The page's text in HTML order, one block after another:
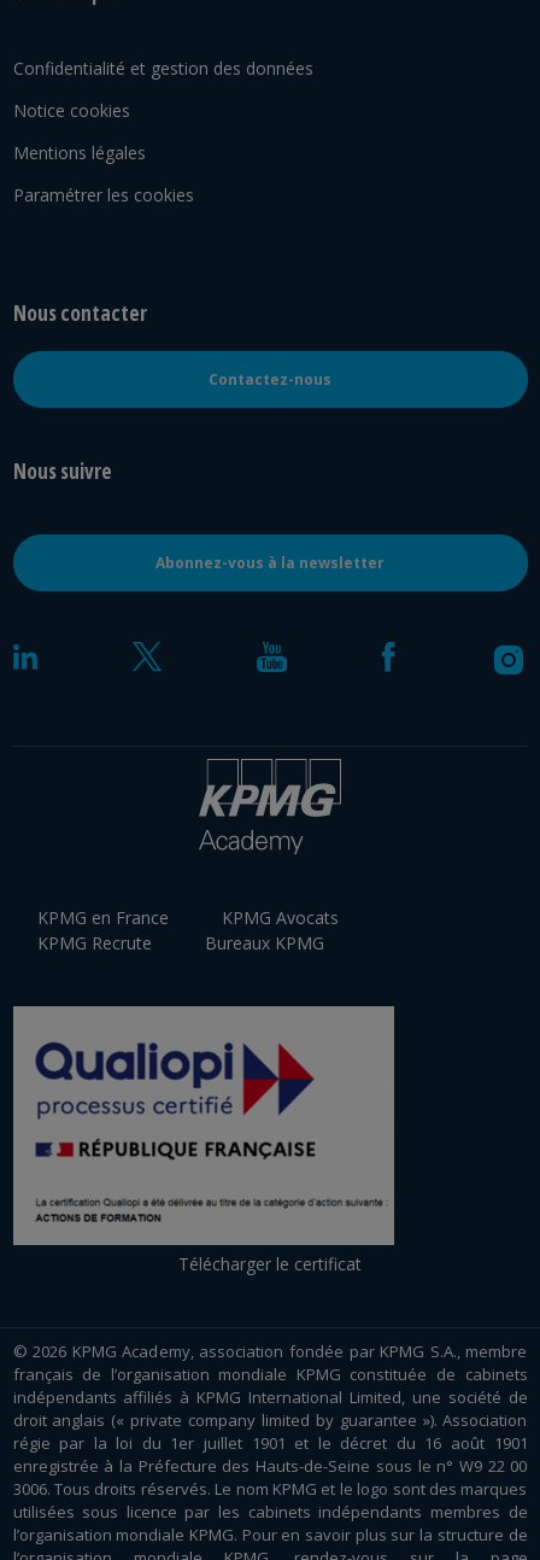
Confidentialité et gestion des données
Notice cookies
Mentions légales
Paramétrer les cookies
Nous contacter
Contactez-nous
Nous suivre
Abonnez-vous à la newsletter
KPMG en France
KPMG Avocats
KPMG Recrute
Bureaux KPMG
Télécharger le certificat
© 2026 KPMG Academy, association fondée par KPMG S.A., membre
français de l’organisation mondiale KPMG constituée de cabinets
indépendants affiliés à KPMG International Limited, une société de
droit anglais (« private company limited by guarantee »). Association
régie par la loi du 1er juillet 1901 et le décret du 16 août 1901
enregistrée à la Préfecture des Hauts-de-Seine sous le n° W9 22 00
3006. Tous droits réservés. Le nom KPMG et le logo sont des marques
utilisées sous licence par les cabinets indépendants membres de
l’organisation mondiale KPMG. Pour en savoir plus sur la structure de